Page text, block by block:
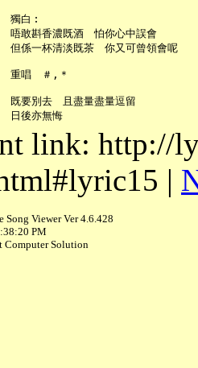
獨白︰
唔敢斟香濃既酒　怕你心中誤會
但係一杯清淡既茶　你又可曾領會呢
重唱　＃,＊
既要別去　且盡量盡量逗留
link: http://
|
Song Viewer Ver 4.6.428
PM
Computer Solution